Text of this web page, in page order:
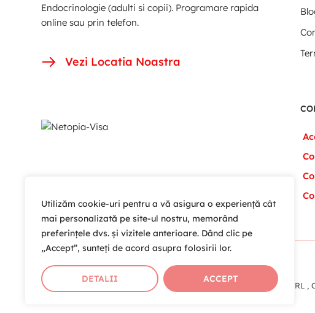
Utilizăm cookie-uri pentru a vă asigura o experiență cât
mai personalizată pe site-ul nostru, memorând
preferințele dvs. și vizitele anterioare. Dând clic pe
„Accept”, sunteți de acord asupra folosirii lor.
DETALII ACCEPT
Endocrinologie (adulti si copii). Programare rapida
online sau prin telefon.
Vezi Locatia Noastra
Copyright © 2026 Cardio Help Team SRL ,